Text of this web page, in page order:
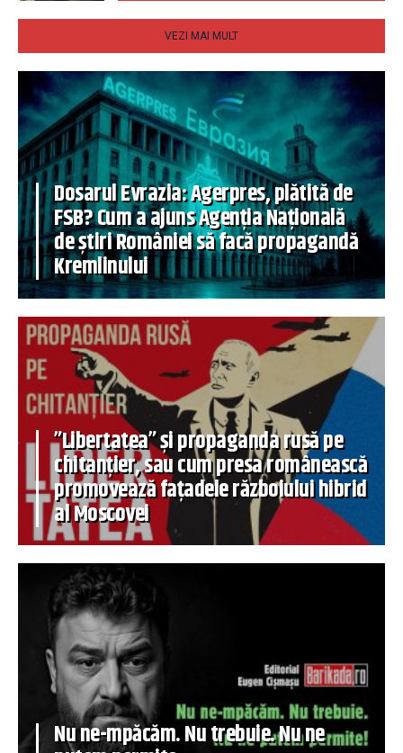
VEZI MAI MULT
Dosarul Evrazia: Agerpres, plătită de
FSB? Cum a ajuns Agenția Națională
de știri României să facă propagandă
Kremlinului
”Libertatea” și propaganda rusă pe
chitanțier, sau cum presa românească
promovează fațadele războiului hibrid
al Moscovei
Nu ne-mpăcăm. Nu trebuie. Nu ne